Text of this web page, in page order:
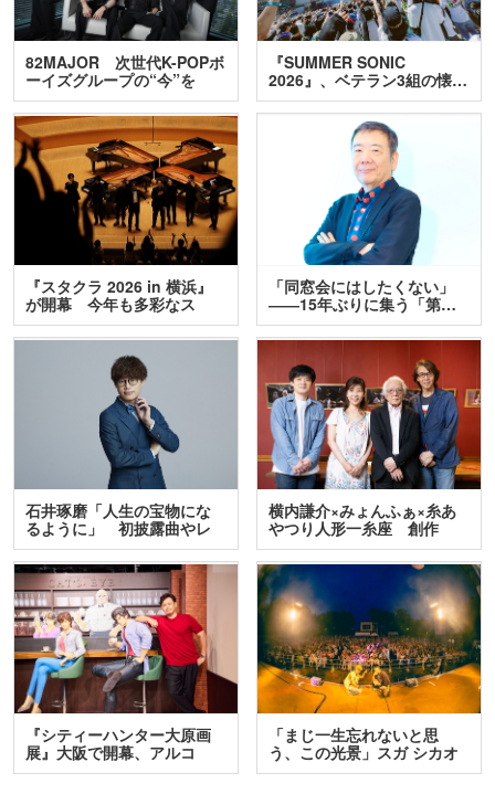
82MAJOR 次世代K-POPボ
ーイズグループの“今”を
訊…
『SUMMER SONIC
2026』、ベテラン3組の懐…
『スタクラ 2026 in 横浜』
が開幕 今年も多彩なス
テ…
「同窓会にはしたくない」
――15年ぶりに集う「第…
石井琢磨「人生の宝物にな
るように」 初披露曲やレ
ア…
横内謙介×みょんふぁ×糸あ
やつり人形一糸座 創作
人…
『シティーハンター大原画
展』大阪で開幕、アルコ
＆…
「まじ一生忘れないと思
う、この光景」スガ シカオ
と…